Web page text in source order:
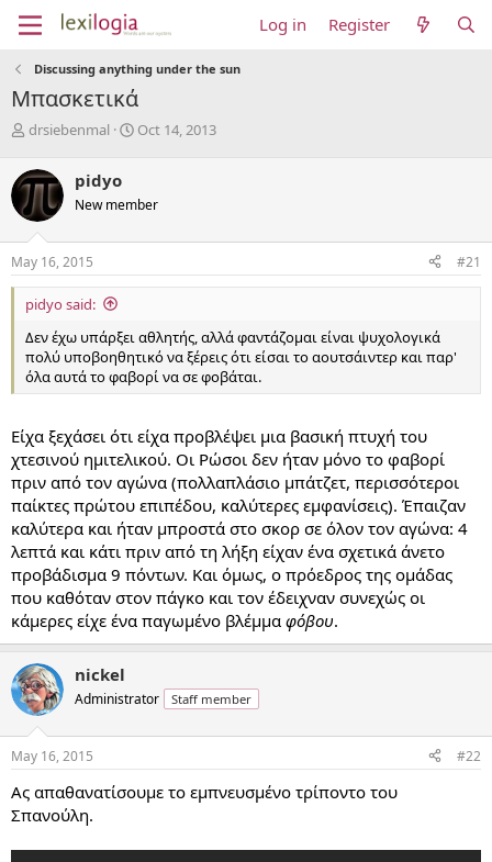
Log in Register
Discussing anything under the sun
Μπασκετικά
T
r
e
a
d
s
t
a
r
e
r
drsiebenmal
S
t
a
e
Oct 14, 2013
pidyo
New member
May 16, 2015 #21
pidyo said:
Δεν έχω υπάρξει αθλητής, αλλά φαντάζομαι είναι ψυχολογικά
πολύ υποβοηθητικό να ξέρεις ότι είσαι το αουτσάιντερ και παρ'
όλα αυτά το φαβορί να σε φοβάται.
Είχα ξεχάσει ότι είχα προβλέψει μια βασική πτυχή του
χτεσινού ημιτελικού. Οι Ρώσοι δεν ήταν μόνο το φαβορί
πριν από τον αγώνα (πολλαπλάσιο μπάτζετ, περισσότεροι
παίκτες πρώτου επιπέδου, καλύτερες εμφανίσεις). Έπαιζαν
καλύτερα και ήταν μπροστά στο σκορ σε όλον τον αγώνα: 4
λεπτά και κάτι πριν από τη λήξη είχαν ένα σχετικά άνετο
προβάδισμα 9 πόντων. Και όμως, ο πρόεδρος της ομάδας
που καθόταν στον πάγκο και τον έδειχναν συνεχώς οι
κάμερες είχε ένα παγωμένο βλέμμα φόβου.
nickel
Administrator Staff member
May 16, 2015 #22
Ας απαθανατίσουμε το εμπνευσμένο τρίποντο του
Σπανούλη.